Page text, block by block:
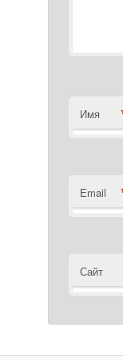
Имя
Email
Сайт